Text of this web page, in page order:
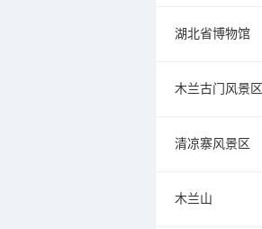
湖北省博物馆
木兰古门风景区
清凉寨风景区
木兰山